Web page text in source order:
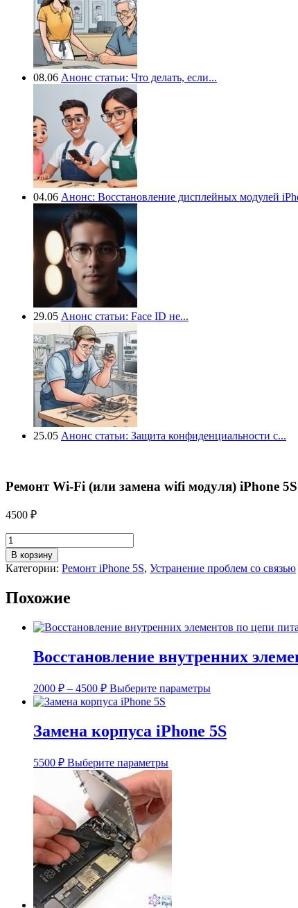
08.06 Анонс статьи: Что делать, если...
04.06 Анонс: Восстановление дисплейных модулей
29.05 Анонс статьи: Face ID не...
25.05 Анонс статьи: Защита конфиденциальности с...
Ремонт Wi-Fi (или замена wifi модуля) iPhone 5S
4500 ₽
Количество
товара
Ремонт
Wi-
(или
iPhone
В корзину
Категории: Ремонт iPhone 5S, Устранение проблем со связью
Похожие
Восстановление внутренних
2000 ₽ – 4500 ₽Диапазон
цен:
4500 ₽
Выберите параметрыЭтот
несколько
вариаций.
Замена корпуса iPhone 5S
5500 ₽ Выберите параметрыЭтот
товар
имеет
несколько
можно
выбрать
на
странице